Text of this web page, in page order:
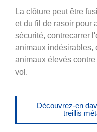
La clôture peut être
et du fil de rasoir pour
sécurité, contrecarrer
animaux indésirables,
animaux élevés
vol.
Découvrez-en
treillis